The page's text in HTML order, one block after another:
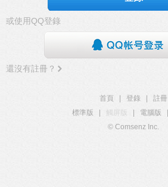
或使用QQ登錄
還沒有註冊？
首頁 登錄
註冊
標準版
觸屏版 電腦版
© Comsenz Inc.